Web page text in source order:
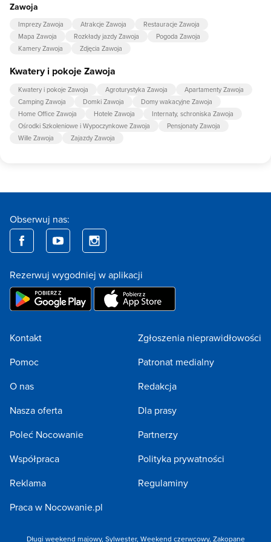
Zawoja
Imprezy Zawoja Atrakcje Zawoja
Restauracje Zawoja
Mapa Zawoja
Rozkłady jazdy Zawoja
Pogoda Zawoja
Kamery Zawoja
Zdjęcia Zawoja
Kwatery i pokoje Zawoja
Kwatery i pokoje Zawoja Agroturystyka Zawoja
Apartamenty Zawoja
Camping Zawoja
Domki Zawoja
Domy wakacyjne Zawoja
Home Office Zawoja
Hotele Zawoja
Internaty, schroniska Zawoja
Ośrodki Szkoleniowe i Wypoczynkowe Zawoja
Pensjonaty Zawoja
Wille Zawoja
Zajazdy Zawoja
Obserwuj nas:
Rezerwuj wygodniej w aplikacji
Kontakt
Pomoc
O nas
Nasza oferta
Poleć Nocowanie
Współpraca
Reklama
Praca w Nocowanie.pl
Zgłoszenia nieprawidłowości
Patronat medialny
Redakcja
Dla prasy
Partnerzy
Polityka prywatności
Regulaminy
Długi weekend majowy, Sylwester, Weekend czerwcowy, Zakopane